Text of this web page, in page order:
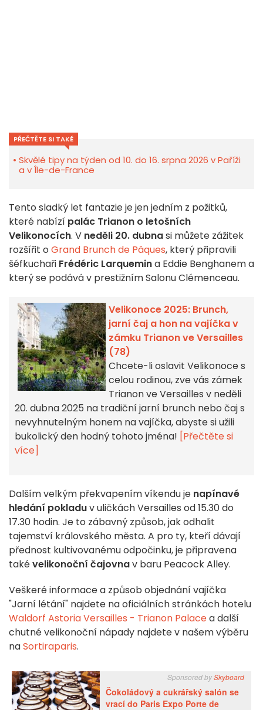
PŘEČTĚTE SI TAKÉ
Skvělé tipy na týden od 10. do 16. srpna 2026 v Paříži
a v Île-de-France
Tento sladký let fantazie je jen jedním z požitků,
které nabízí palác Trianon o letošních
Velikonocích. V neděli 20. dubnasi můžete zážitek
rozšířit o Grand Brunch de Pâques, který připravili
šéfkuchaři Frédéric Larquemina Eddie Benghanem a
který se podává v prestižním Salonu Clémenceau.
Velikonoce 2025: Brunch,
jarní čaj a hon na vajíčka v
zámku Trianon ve Versailles
(78)
Chcete-li oslavit Velikonoce s
celou rodinou, zve vás zámek
Trianon ve Versailles v neděli
20. dubna 2025 na tradiční jarní brunch nebo čaj s
nevyhnutelným honem na vajíčka, abyste si užili
bukolický den hodný tohoto jména! [Přečtěte si
více]
Dalším velkým překvapením víkendu je napínavé
hledání pokladuv uličkách Versailles od 15.30 do
17.30 hodin. Je to zábavný způsob, jak odhalit
tajemství královského města. A pro ty, kteří dávají
přednost kultivovanému odpočinku, je připravena
takévelikonoční čajovnav baru Peacock Alley.
Veškeré informace a způsob objednání vajíčka
"Jarní létání" najdete na oficiálních stránkách hotelu
Waldorf Astoria Versailles - Trianon Palacea další
chutné velikonoční nápady najdete v našem výběru
naSortiraparis.